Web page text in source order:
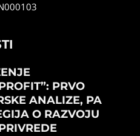
PRVO
ANALIZE, PA
O RAZVOJU